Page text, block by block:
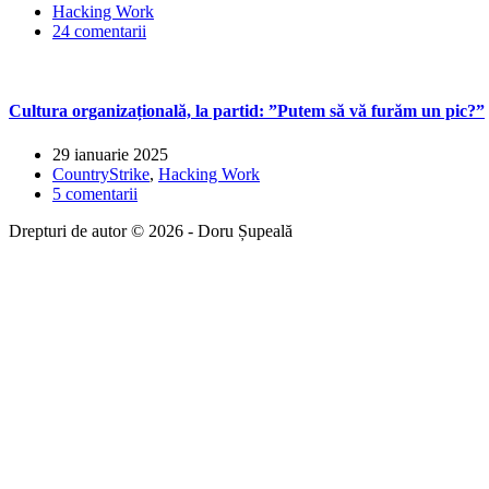
Hacking Work
24 comentarii
Cultura organizațională, la partid: ”Putem să vă furăm un pic?”
29 ianuarie 2025
CountryStrike, Hacking Work
5 comentarii
Drepturi de autor © 2026 - Doru Șupeală